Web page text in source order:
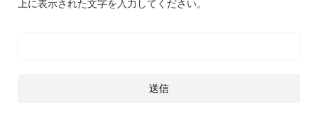
上に表示された文字を入力してください。